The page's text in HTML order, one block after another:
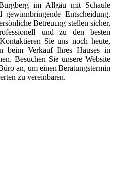
im Allgäu mit Schaule
Entscheidung.
Betreuung stellen sicher,
und zu den besten
Sie uns noch heute,
beim Verkauf Ihres Hauses in
Besuchen Sie unsere Website
an, um einen Beratungstermin
zu vereinbaren.